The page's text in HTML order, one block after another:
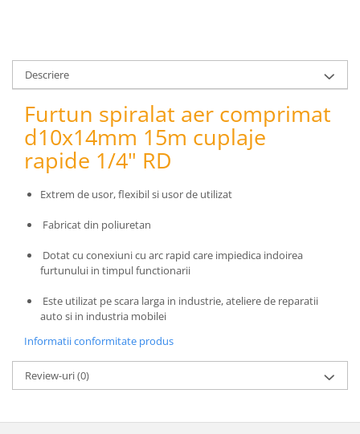
Prese de rulmenti hidraulice
Prese de indoit tevi hidraulice
Echipamente electrice
Benzi izolatoare
Role Prelungitoare
Polizoare unghiulare
Echipamente auto
Unelte de mana
Podele hidraulice & Presa de banc
& Truse reparatii caroserie
Cabluri si incarcatoare acumulator
Echipamente de ridicat
Chinga ancorare
Depozitare si organizare
Freza de zapada
Descriere
Furtun spiralat aer comprimat
d10x14mm 15m cuplaje
rapide 1/4" RD
Extrem de usor, flexibil si usor de utilizat
Fabricat din poliuretan
Dotat cu conexiuni cu arc rapid care impiedica indoirea
furtunului in timpul functionarii
Este utilizat pe scara larga in industrie, ateliere de reparatii
auto si in industria mobilei
Informatii conformitate produs
Review-uri(0)